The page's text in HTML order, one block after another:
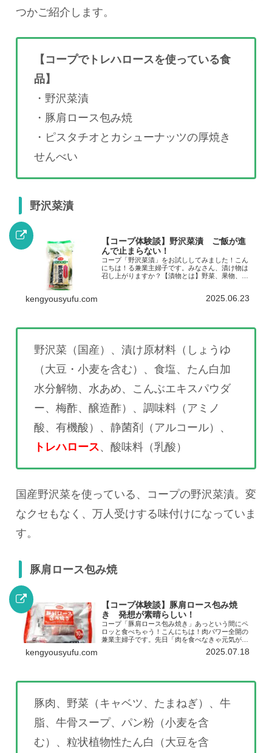
つかご紹介します。
【コープでトレハロースを使っている食
品】
・野沢菜漬
・豚肩ロース包み焼
・ピスタチオとカシューナッツの厚焼き
せんべい
野沢菜漬
【コープ体験談】野沢菜漬 ご飯が進
んで止まらない！
コープ「野沢菜漬」をお試ししてみました！こん
にちは！る兼業主婦子です。みなさん、漬け物は
召し上がりますか？【漬物とは】野菜、果物、き
kengyousyufu.com 2025.06.23
野沢菜（国産）、漬け原材料（しょうゆ
（大豆・小麦を含む）、食塩、たん白加
水分解物、水あめ、こんぶエキスパウダ
ー、梅酢、醸造酢）、調味料（アミノ
酸、有機酸）、静菌剤（アルコール）、
トレハロース、酸味料（乳酸）
国産野沢菜を使っている、コープの野沢菜漬。変
なクセもなく、万人受けする味付けになっていま
す。
豚肩ロース包み焼
【コープ体験談】豚肩ロース包み焼
き 発想が素晴らしい！
コープ「豚肩ロース包み焼き」あっという間にペ
ロッと食べちゃう！こんにちは！肉パワー全開の
兼業主婦子です。先日「肉を食べなきゃ元気が出
ない」という話をしたんですが、おかげさまであ
れ以来、元気いっぱいに過ごしています。やっぱ
kengyousyufu.com 2025.07.18
豚肉、野菜（キャベツ、たまねぎ）、牛
脂、牛骨スープ、パン粉（小麦を含
む）、粒状植物性たん白（大豆を含